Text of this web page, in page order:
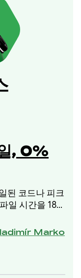
, 0%
된 코드나 피크
일 시간을 18%
않고 컴파일 시
티브의 일환
Marko